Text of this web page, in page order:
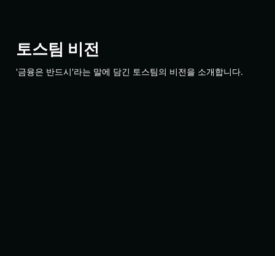
토스팀 비전
'금융은 반드시'라는 말에 담긴 토스팀의 비전을 소개합니다.